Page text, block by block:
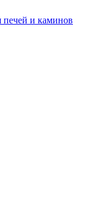
печей и каминов